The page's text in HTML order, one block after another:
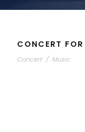
CONCERT
Concert / Music